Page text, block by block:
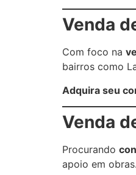
Venda
Com foco na
bairros como
Adquira seu
Venda
Procurando
apoio em